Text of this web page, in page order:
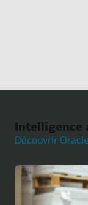
Découvrir